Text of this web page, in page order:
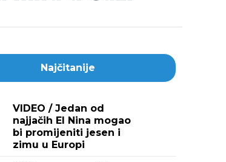
Najčitanije
VIDEO / Jedan od
najjačih El Nina mogao
bi promijeniti jesen i
zimu u Europi